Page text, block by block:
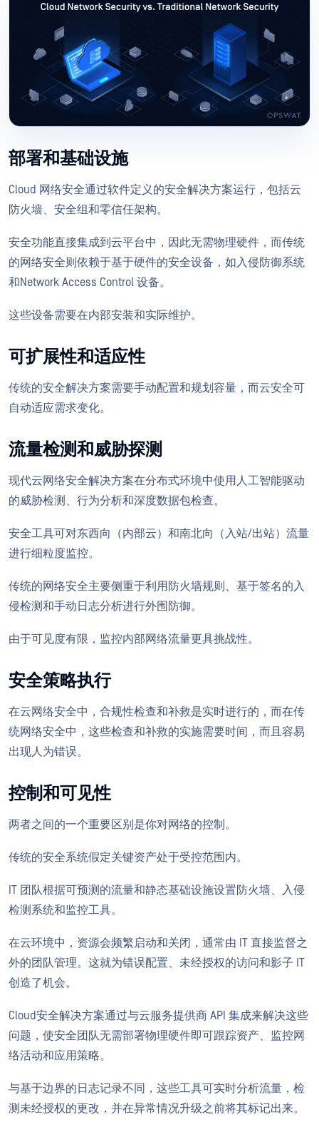
部署和基础设施
Cloud 网络安全通过软件定义的安全解决方案运行，包括云
防火墙、安全组和零信任架构。
安全功能直接集成到云平台中，因此无需物理硬件，而传统
的网络安全则依赖于基于硬件的安全设备，如入侵防御系统
和Network Access Control 设备。
这些设备需要在内部安装和实际维护。
可扩展性和适应性
传统的安全解决方案需要手动配置和规划容量，而云安全可
自动适应需求变化。
流量检测和威胁探测
现代云网络安全解决方案在分布式环境中使用人工智能驱动
的威胁检测、行为分析和深度数据包检查。
安全工具可对东西向（内部云）和南北向（入站/出站）流量
进行细粒度监控。
传统的网络安全主要侧重于利用防火墙规则、基于签名的入
侵检测和手动日志分析进行外围防御。
由于可见度有限，监控内部网络流量更具挑战性。
安全策略执行
在云网络安全中，合规性检查和补救是实时进行的，而在传
统网络安全中，这些检查和补救的实施需要时间，而且容易
出现人为错误。
控制和可见性
两者之间的一个重要区别是你对网络的控制。
传统的安全系统假定关键资产处于受控范围内。
IT 团队根据可预测的流量和静态基础设施设置防火墙、入侵
检测系统和监控工具。
在云环境中，资源会频繁启动和关闭，通常由 IT 直接监督之
外的团队管理。这就为错误配置、未经授权的访问和影子 IT
创造了机会。
Cloud安全解决方案通过与云服务提供商 API 集成来解决这些
问题，使安全团队无需部署物理硬件即可跟踪资产、监控网
络活动和应用策略。
与基于边界的日志记录不同，这些工具可实时分析流量，检
测未经授权的更改，并在异常情况升级之前将其标记出来。